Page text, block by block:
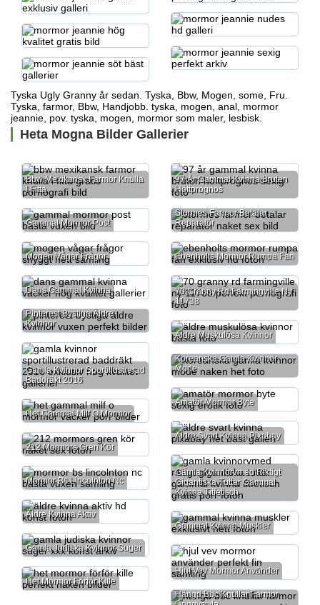
Tyska Ugly Granny år sedan. Tyska, Bbw, Mogen, some, Fru.
Tyska, farmor, Bbw, Handjobb. tyska, mogen, anal, mormor
jeannie, pov. tyska, mogen, mormor som maler, lesbisk.
Heta Mogna Bilder Gallerier
Bbw Mexikansk Farmor Knulla
I Fitta
97 År Gammal Kvinna Bruten
Höftprognos
Gammal Mormor Post
Stormes Farmor Betalar
Reparatör
Mogen Vågar Frågor Ebenholts Mormor Rumpa Fan
Dans Gammal Kvinna
70 Granny Rd Farmingville Ny
11738
Pinterest Bystiga Äldre
Kvinnor
Äldre Muskulösa Kvinnor
Gamla Kvinnor Sportillustrerad
Baddräkt 2016
Koreanska Gamla Kvinnor
Mode
Amatör Mormor Byte
Het Gammal Milf O Mormor
Äldre Svart Kvinna Pixabay
212 Mormors Gren Kör
Gamla Kvinnorvmed Riktigt
Gigantiska Tuttar Gammal
Kvinna Titfetisch
Mormor Bs Lincolnton Nc
Äldre Kvinna Aktiv
Gammal Kvinna Muskler
Gamla Judiska Kvinnor Suger
Hjul Vev Mormor Använder
Het Mormor Förför Kille
Hängd Bbc Knullar Farmor